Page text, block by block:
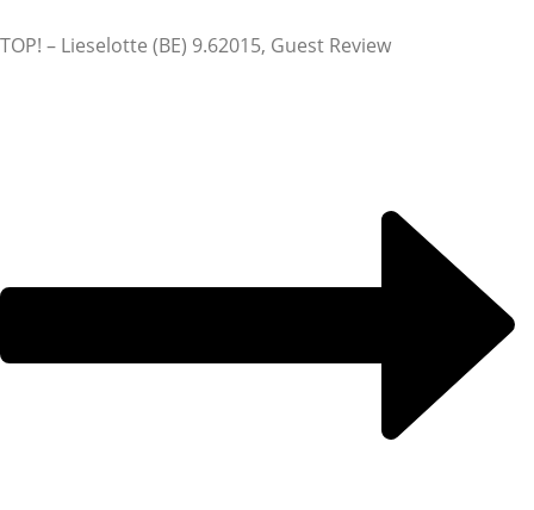
TOP! – Lieselotte (BE) 9.62015, Guest Review